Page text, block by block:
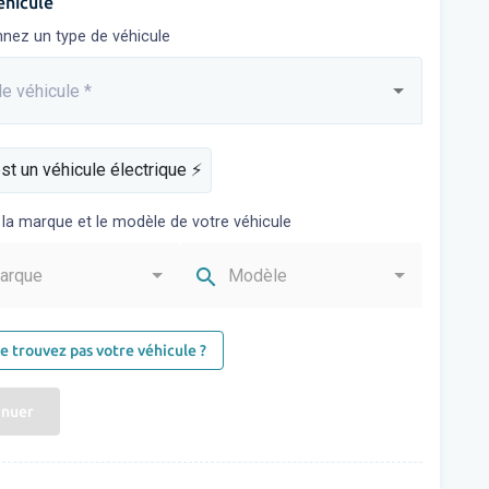
un type de véhicule
véhicule *
un véhicule électrique ⚡️
marque et le modèle de votre véhicule
search Modèle
trouvez pas votre véhicule ?